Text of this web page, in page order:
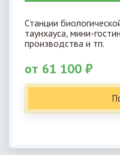
Станции
таунхауса, мини-
производства и тп.
от 61 100 ₽